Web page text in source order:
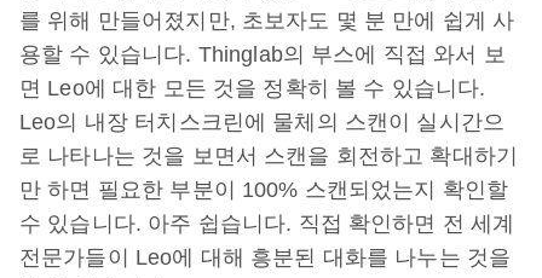
를 위해 만들어졌지만, 초보자도 몇 분 만에 쉽게 사
용할 수 있습니다. Thinglab의 부스에 직접 와서 보
면 Leo에 대한 모든 것을 정확히 볼 수 있습니다.
Leo의 내장 터치스크린에 물체의 스캔이 실시간으
로 나타나는 것을 보면서 스캔을 회전하고 확대하기
만 하면 필요한 부분이 100% 스캔되었는지 확인할
수 있습니다. 아주 쉽습니다. 직접 확인하면 전 세계
전문가들이 Leo에 대해 흥분된 대화를 나누는 것을